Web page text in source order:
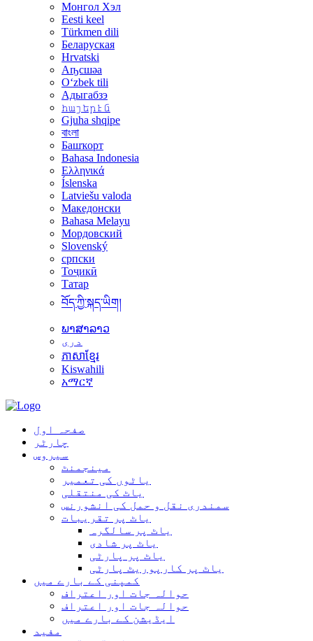
Монгол Хэл
Eesti keel
Türkmen dili
Беларуская
Hrvatski
Аҧсшәа
Oʻzbek tili
Адыгабзэ
հայերէն
Gjuha shqipe
বাংলা
Башҡорт
Bahasa Indonesia
Ελληνικά
Íslenska
Latviešu valoda
Македонски
Bahasa Melayu
Мордовский
Slovenský
српски
Тоҷикӣ
Татар
བོད་ཀྱི་སྐད་ཡིག།
ພາສາລາວ
دری
ភាសាខ្មែរ
Kiswahili
አማርኛ
صفحہ اول
چارٹر
سیروس
مینجمنٹ
یاٹوں کی تعمیر
یاٹ کی منتقلی
سمندری نقل و حمل کی انشورنس
یاٹ پر تقریبات
یاٹ پر سالگرہ
یاٹ پر شادی
یاٹ پر پارٹی
یاٹ پر کارپوریٹ پارٹی
کمپنی کے بارے میں
حوالہ جات اور اعتراف
حوالہ جات اور اعتراف
ایڈیشن کے بارے میں
مفید